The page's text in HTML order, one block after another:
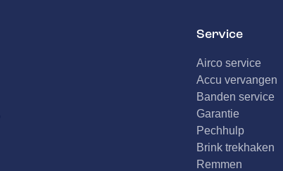
Service
Airco service
Accu vervangen
Banden service
Garantie
Pechhulp
Brink trekhaken
Remmen